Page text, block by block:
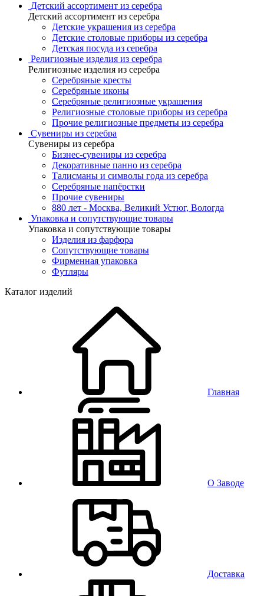
Детский ассортимент из серебра
Детский ассортимент из серебра
Детские украшения из серебра
Детские столовые приборы из серебра
Детская посуда из серебра
Религиозные изделия из серебра
Религиозные изделия из серебра
Серебряные кресты
Серебряные иконы
Серебряные религиозные украшения
Религиозные столовые приборы из серебра
Прочие религиозные предметы из серебра
Сувениры из серебра
Сувениры из серебра
Бизнес-сувениры из серебра
Декоративные панно из серебра
Талисманы и символы года из серебра
Серебряные напёрстки
Прочие сувениры
880 лет - Москва, Великий Устюг, Вологда
Упаковка и сопутствующие товары
Упаковка и сопутствующие товары
Изделия из фарфора
Сопутствующие товары
Фирменная упаковка
Футляры
Каталог изделий
Главная
О Заводе
Доставка